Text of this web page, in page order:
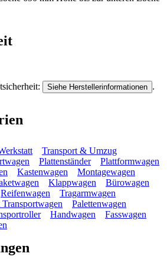
Siehe Herstellerinformationen .
Transport & Umzug
Plattenständer
Plattformwagen
Kastenwagen
Montagewagen
Klappwagen
Bürowagen
Reifenwagen
Tragarmwagen
Palettenwagen
Handwagen
Fasswagen